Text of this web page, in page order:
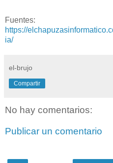
Fuentes:
https://
ia/
el-brujo
Compartir
No hay comentarios:
Publicar un comentario